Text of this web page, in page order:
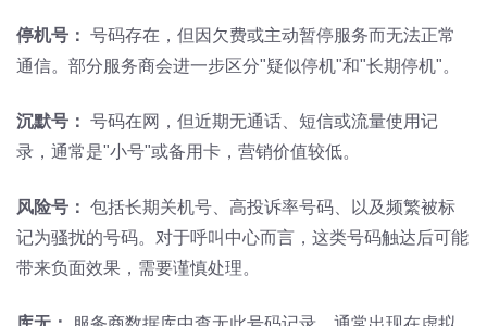
停机号： 号码存在，但因欠费或主动暂停服务而无法正常
通信。部分服务商会进一步区分"疑似停机"和"长期停机"。
沉默号： 号码在网，但近期无通话、短信或流量使用记
录，通常是"小号"或备用卡，营销价值较低。
风险号： 包括长期关机号、高投诉率号码、以及频繁被标
记为骚扰的号码。对于呼叫中心而言，这类号码触达后可能
带来负面效果，需要谨慎处理。